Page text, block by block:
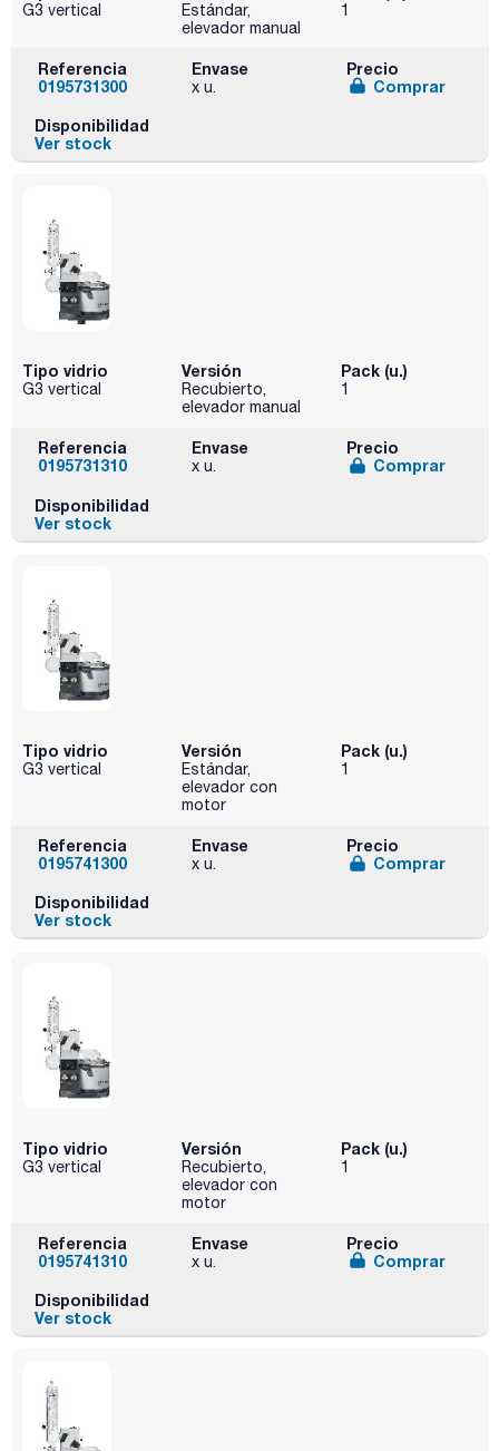
G3 vertical
Estándar,
elevador manual
1
Referencia
0195731300
Envase
x u.
Precio
Comprar
Disponibilidad
Ver stock
Tipo vidrio
G3 vertical
Versión
Recubierto,
elevador manual
Pack (u.)
1
Referencia
0195731310
Envase
x u.
Precio
Comprar
Disponibilidad
Ver stock
Tipo vidrio
G3 vertical
Versión
Estándar,
elevador con
motor
Pack (u.)
1
Referencia
0195741300
Envase
x u.
Precio
Comprar
Disponibilidad
Ver stock
Tipo vidrio
G3 vertical
Versión
Recubierto,
elevador con
motor
Pack (u.)
1
Referencia
0195741310
Envase
x u.
Precio
Comprar
Disponibilidad
Ver stock